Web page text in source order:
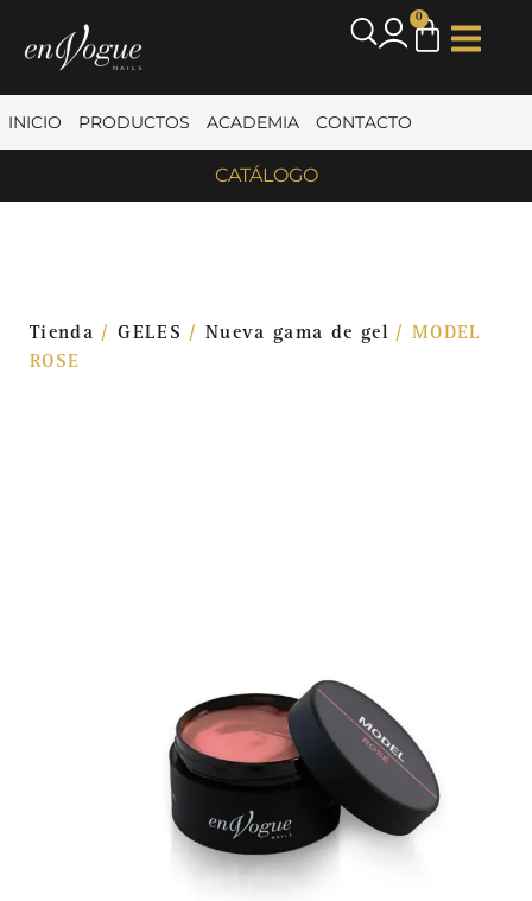
0
INICIO PRODUCTOS ACADEMIA CONTACTO
CATÁLOGO
Tienda /GELES / Nueva gama de gel/ MODEL
ROSE